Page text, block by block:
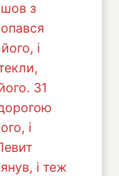
з
і
31
і
і теж